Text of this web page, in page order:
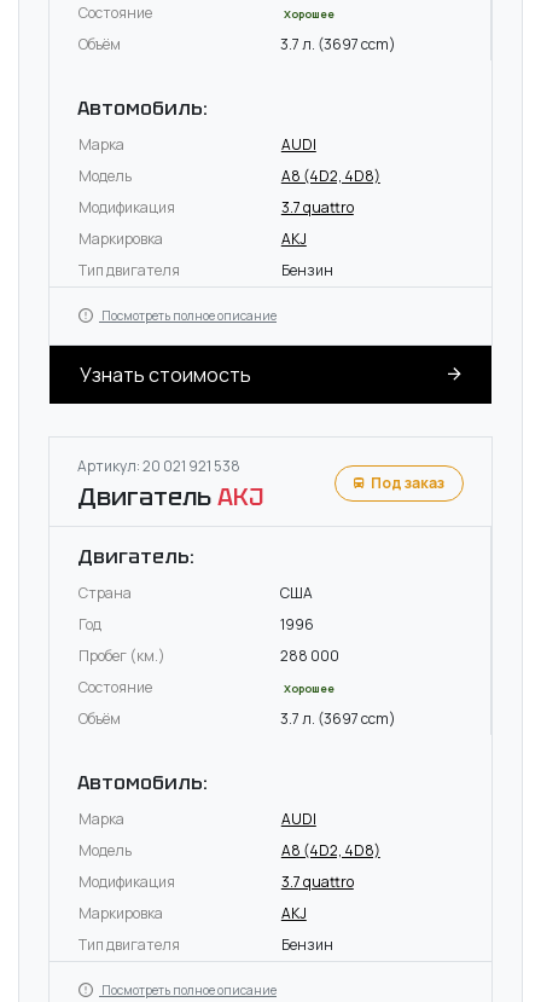
Состояние
Хорошее
Объём 3.7 л. (3697 ccm)
Автомобиль:
Марка
AUDI
Модель
A8 (4D2, 4D8)
Модификация
3.7 quattro
Маркировка
AKJ
Тип двигателя
Бензин
Посмотреть полное описание
Узнать стоимость
Артикул: 20 021 921 538
ДвигательAKJ Под заказ
Двигатель:
Страна
США
Год
1996
Пробег (км.)
288 000
Состояние
Хорошее
Объём 3.7 л. (3697 ccm)
Автомобиль:
Марка
AUDI
Модель
A8 (4D2, 4D8)
Модификация
3.7 quattro
Маркировка
AKJ
Тип двигателя
Бензин
Посмотреть полное описание